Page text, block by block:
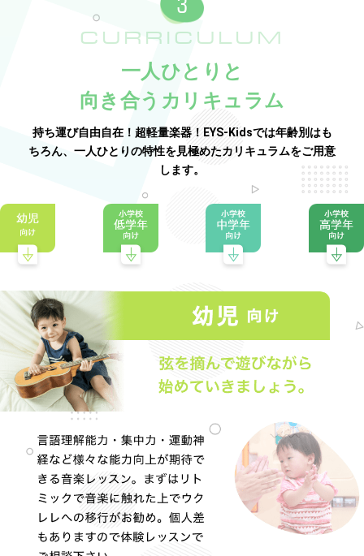
CURRICULUM
一人ひとりと
向き合うカリキュラム
持ち運び自由自在！超軽量楽器！EYS-Kidsでは年齢別はも
ちろん、一人ひとりの特性を見極めたカリキュラムをご用意
します。